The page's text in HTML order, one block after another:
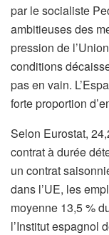
par le socialiste
ambitieuses des
pression de
conditions
pas en vain.
forte proportion
Selon Eurostat,
contrat à durée
un contrat
dans l’UE, les
moyenne 13,5 %
l’Institut espagnol